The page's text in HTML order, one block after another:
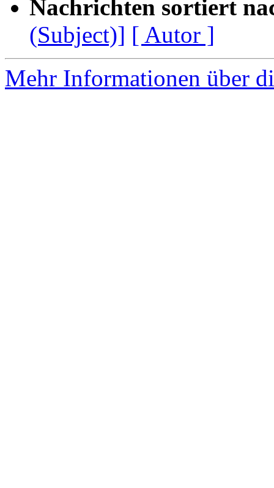
Nachrichten sortiert
(Subject)] [ Autor ]
Mehr Informationen über